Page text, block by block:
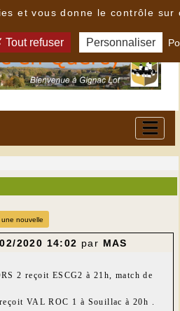
nouvelle
2020 14:02 par MAS
2 reçoit ESCG2 à 21h, match de
VAL ROC 1 à Souillac à 20h .
et vous donne le contrôle sur
Tout refuser Personnaliser